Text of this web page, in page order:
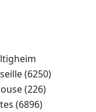
(6250)
(226)
(6896)